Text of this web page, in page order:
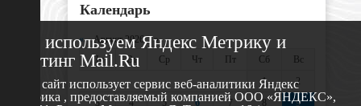
Календарь
«Август 2026 »
Пн
Вт Ср Чт Пт Сб
Вс
1
2
3
4 5 6 7 8
9
Мы используем Яндекс Метрику и
Рейтинг Mail.Ru
Этот сайт использует сервис веб-аналитики Яндекс
Метрика , предоставляемый компанией ООО «ЯНДЕКС»,